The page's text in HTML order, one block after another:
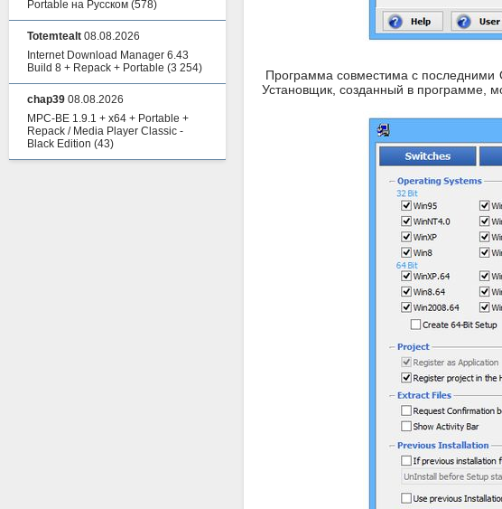
Программа совместима с последними
Установщик, созданный в программе,
Portable на Русском (578)
Totemtealt 08.08.2026
Internet Download Manager 6.43
Build 8 + Repack + Portable (3 254)
chap39 08.08.2026
MPC-BE 1.9.1 + x64 + Portable +
Repack / Media Player Classic -
Black Edition (43)